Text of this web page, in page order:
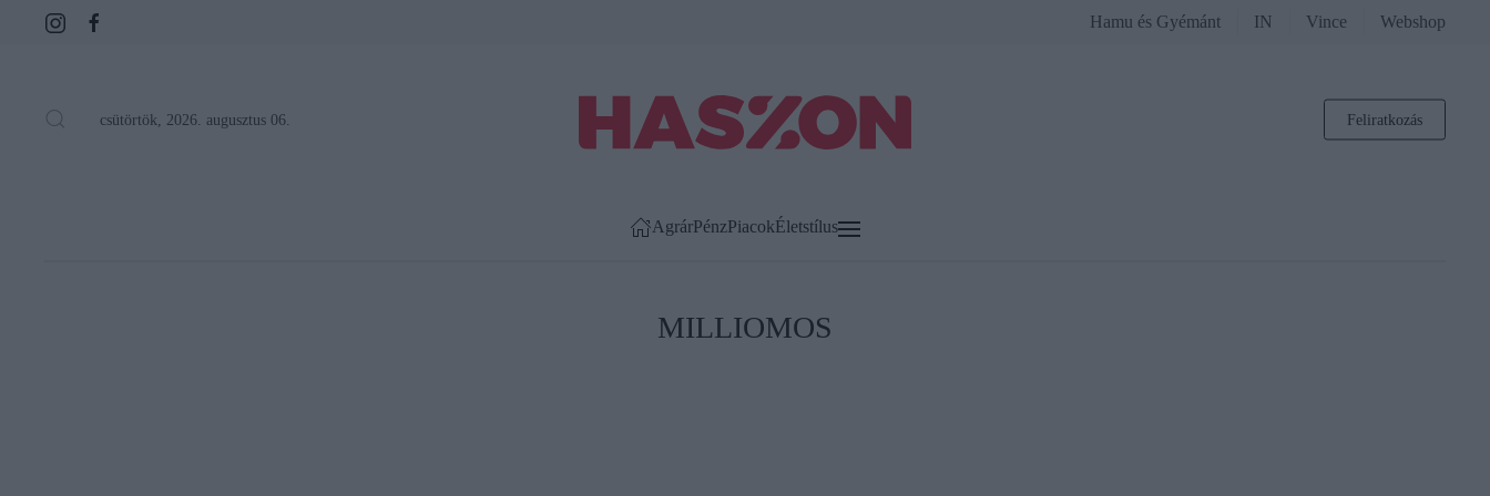
Hamu és Gyémánt IN Vince Webshop
csütörtök, 2026. augusztus 06. Feliratkozás
AgrárPénzPiacokÉletstílus
MILLIOMOS